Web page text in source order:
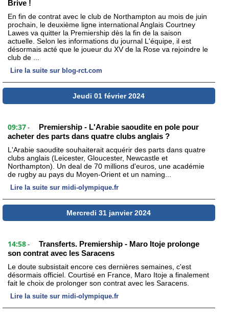
Brive !
En fin de contrat avec le club de Northampton au mois de juin
prochain, le deuxième ligne international Anglais Courtney
Lawes va quitter la Premiership dès la fin de la saison
actuelle. Selon les informations du journal L'équipe, il est
désormais acté que le joueur du XV de la Rose va rejoindre le
club de ...
Lire la suite sur blog-rct.com
Jeudi 01 février 2024
09:37 -
Premiership - L'Arabie saoudite en pole pour
acheter des parts dans quatre clubs anglais ?
L'Arabie saoudite souhaiterait acquérir des parts dans quatre
clubs anglais (Leicester, Gloucester, Newcastle et
Northampton). Un deal de 70 millions d'euros, une académie
de rugby au pays du Moyen-Orient et un naming...
Lire la suite sur midi-olympique.fr
Mercredi 31 janvier 2024
14:58 -
Transferts. Premiership - Maro Itoje prolonge
son contrat avec les Saracens
Le doute subsistait encore ces dernières semaines, c'est
désormais officiel. Courtisé en France, Maro Itoje a finalement
fait le choix de prolonger son contrat avec les Saracens.
Lire la suite sur midi-olympique.fr